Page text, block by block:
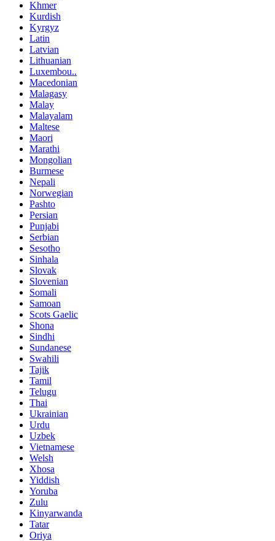
Khmer
Kurdish
Kyrgyz
Latin
Latvian
Lithuanian
Luxembou..
Macedonian
Malagasy
Malay
Malayalam
Maltese
Maori
Marathi
Mongolian
Burmese
Nepali
Norwegian
Pashto
Persian
Punjabi
Serbian
Sesotho
Sinhala
Slovak
Slovenian
Somali
Samoan
Scots Gaelic
Shona
Sindhi
Sundanese
Swahili
Tajik
Tamil
Telugu
Thai
Ukrainian
Urdu
Uzbek
Vietnamese
Welsh
Xhosa
Yiddish
Yoruba
Zulu
Kinyarwanda
Tatar
Oriya